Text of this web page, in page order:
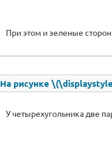
При этом и зеленые
На рисунке
У четырехугольника две